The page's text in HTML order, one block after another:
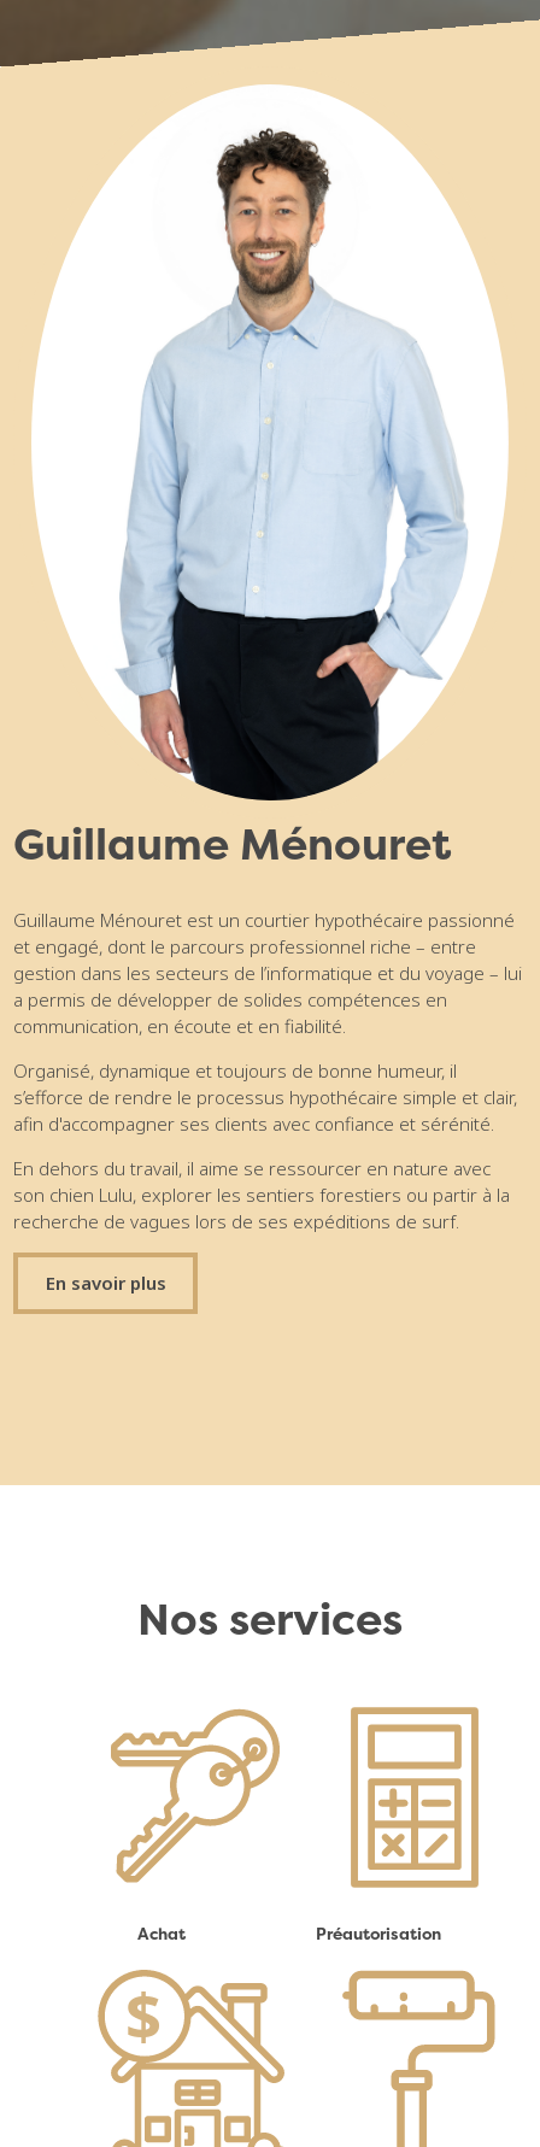
Guillaume Ménouret
Guillaume Ménouret est un courtier hypothécaire passionné
et engagé, dont le parcours professionnel riche – entre
gestion dans les secteurs de l’informatique et du voyage – lui
a permis de développer de solides compétences en
communication, en écoute et en fiabilité.
Organisé, dynamique et toujours de bonne humeur, il
s’efforce de rendre le processus hypothécaire simple et clair,
afin d'accompagner ses clients avec confiance et sérénité.
En dehors du travail, il aime se ressourcer en nature avec
son chien Lulu, explorer les sentiers forestiers ou partir à la
recherche de vagues lors de ses expéditions de surf.
En savoir plus
Nos services
Achat Préautorisation